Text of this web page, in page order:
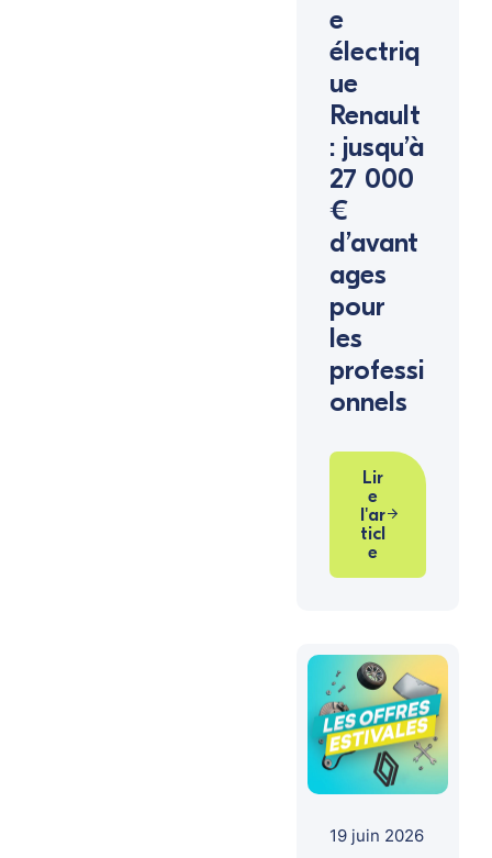
e
électriq
ue
Renault
: jusqu’à
27 000
€
d’avant
ages
pour
les
professi
onnels
Lir
e
l'ar
ticl
e
19 juin 2026